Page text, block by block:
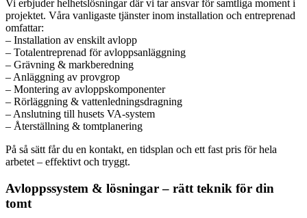
Vi erbjuder helhetslösningar där vi tar ansvar för samtliga moment i
projektet. Våra vanligaste tjänster inom installation och entreprenad
omfattar:
– Installation av enskilt avlopp
– Totalentreprenad för avloppsanläggning
– Grävning & markberedning
– Anläggning av provgrop
– Montering av avloppskomponenter
– Rörläggning & vattenledningsdragning
– Anslutning till husets VA-system
– Återställning & tomtplanering
På så sätt får du en kontakt, en tidsplan och ett fast pris för hela
arbetet – effektivt och tryggt.
Avloppssystem & lösningar – rätt teknik för din
tomt